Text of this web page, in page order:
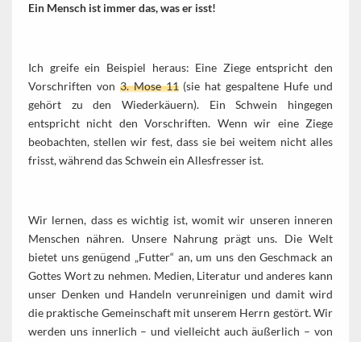
Ein Mensch ist immer das, was er isst!
Ich greife ein Beispiel heraus: Eine Ziege entspricht den
Vorschriften von 3. Mose 11(sie hat gespaltene Hufe und
gehört zu den Wiederkäuern). Ein Schwein hingegen
entspricht nicht den Vorschriften. Wenn wir eine Ziege
beobachten, stellen wir fest, dass sie bei weitem nicht alles
frisst, während das Schwein ein Allesfresser ist.
Wir lernen, dass es wichtig ist, womit wir unseren inneren
Menschen nähren. Unsere Nahrung prägt uns. Die Welt
bietet uns genügend „Futter“ an, um uns den Geschmack an
Gottes Wort zu nehmen. Medien, Literatur und anderes kann
unser Denken und Handeln verunreinigen und damit wird
die praktische Gemeinschaft mit unserem Herrn gestört. Wir
werden uns innerlich – und vielleicht auch äußerlich – von